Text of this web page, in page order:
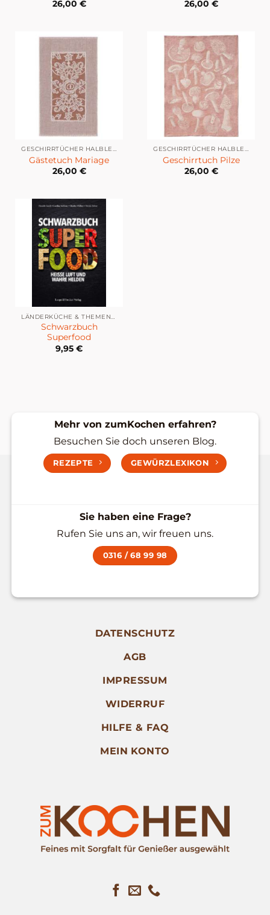
26,00 €
26,00 €
GESCHIRRTÜCHER HALBLEINEN
Gästetuch Mariage
26,00 €
GESCHIRRTÜCHER HALBLEINEN
Geschirrtuch Pilze
26,00 €
Schwarzbuch
Superfood
9,95 €
Mehr von zumKochen erfahren?
Besuchen Sie doch unseren Blog.
REZEPTE GEWÜRZLEXIKON
Sie haben eine Frage?
Rufen Sie uns an, wir freuen uns.
0316 / 68 99 98
DATENSCHUTZ
AGB
IMPRESSUM
WIDERRUF
HILFE & FAQ
MEIN KONTO